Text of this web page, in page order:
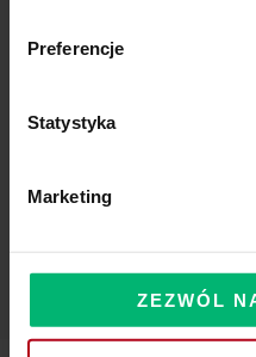
Preferencje
Statystyka
Marketing
ZEZWÓL
Powinieneś o tym